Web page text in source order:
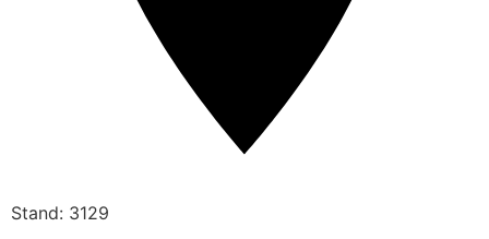
Stand: 3129